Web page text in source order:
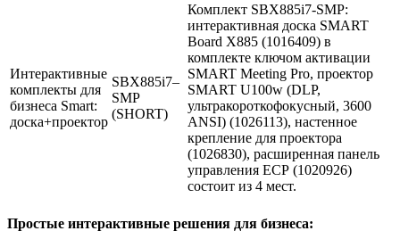
Интерактивные
комплекты для
бизнеса Smart:
доска+проектор
SBX885i7–
SMP
(SHORT)
Комплект SBX885i7-SMP:
интерактивная доска SMART
Board X885 (1016409) в
комплекте ключом активации
SMART Meeting Pro, проектор
SMART U100w (DLP,
ультракороткофокусный, 3600
ANSI) (1026113), настенное
крепление для проектора
(1026830), расширенная панель
управления ЕСР (1020926)
состоит из 4 мест.
Простые интерактивные решения для бизнеса: